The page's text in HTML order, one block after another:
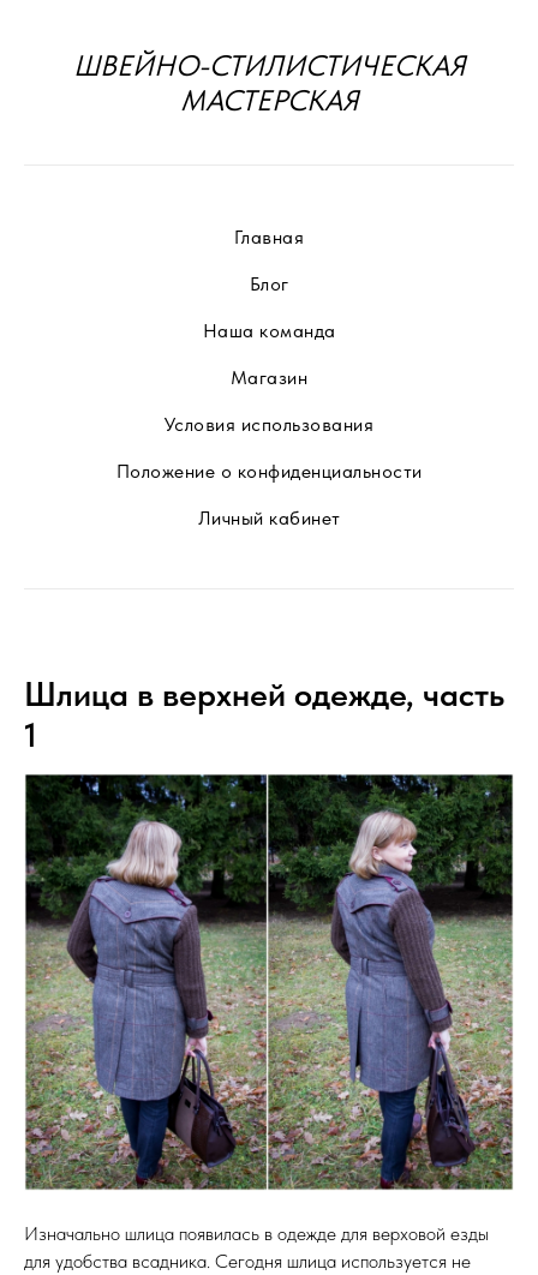
ШВЕЙНО-СТИЛИСТИЧЕСКАЯ
МАСТЕРСКАЯ
Главная
Блог
Наша команда
Магазин
Условия использования
Положение о конфиденциальности
Личный кабинет
Шлица в верхней одежде, часть
1
Изначально шлица появилась в одежде для верховой езды
для удобства всадника. Сегодня шлица используется не